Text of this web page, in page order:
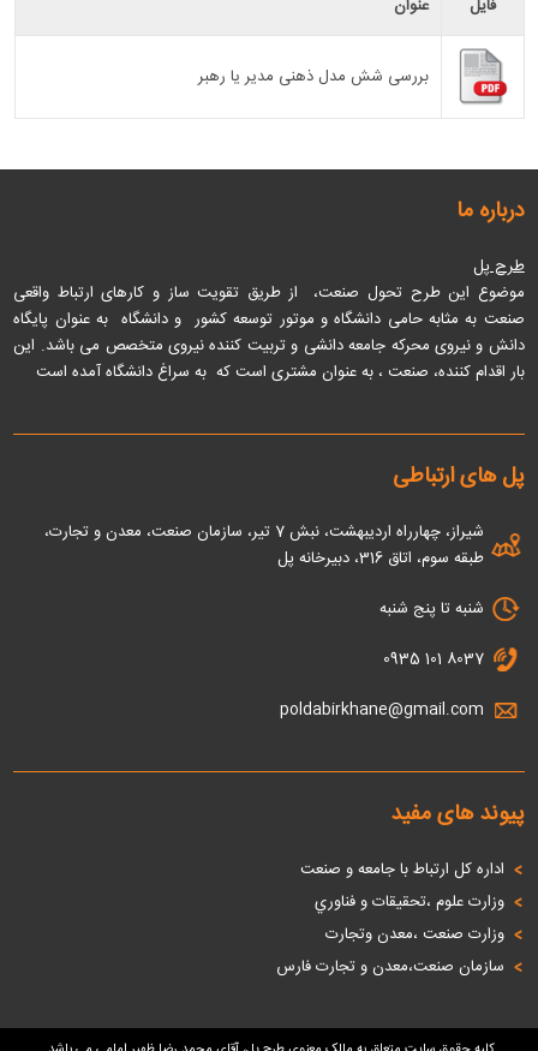
فایل عنوان
بررسی شش مدل ذهنی مدیر یا رهبر
درباره ما
طرح پل
موضوع این طرح تحول صنعت، از طریق تقویت ساز و کارهای ارتباط واقعی
صنعت به مثابه حامی دانشگاه و موتور توسعه کشور و دانشگاه به عنوان پایگاه
دانش و نیروی محرکه جامعه دانشی و تربیت کننده نیروی متخصص می باشد. این
بار اقدام کننده، صنعت ، به عنوان مشتری است که به سراغ دانشگاه آمده است
پل های ارتباطی
شیراز، چهارراه اردیبهشت، نبش 7 تیر، سازمان صنعت، معدن و تجارت،
طبقه سوم، اتاق 316، دبیرخانه پل
شنبه تا پنج شنبه
0935 101 8037
poldabirkhane@gmail.com
پیوند های مفید
اداره كل ارتباط با جامعه و صنعت
وزارت علوم ،تحقيقات و فناوري
وزارت صنعت ،معدن وتجارت
سازمان صنعت،معدن و تجارت فارس